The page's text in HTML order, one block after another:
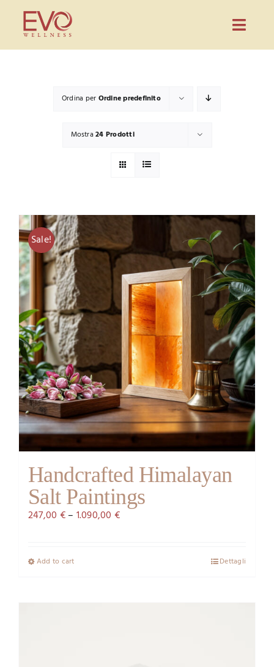
contenuto
CONFIGURA PREVENTIVO
Ordina per Ordine predefinito
Mostra24 Prodotti
Sale!
Handcrafted Himalayan
Salt Paintings
247,00 €– 1.090,00 €
Add to cart Dettagli